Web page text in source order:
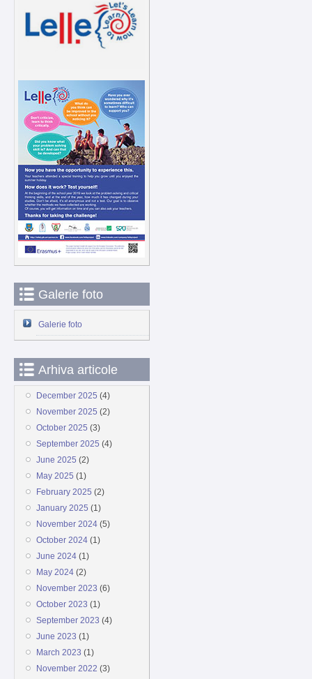
Galerie foto
Galerie foto
Arhiva articole
December 2025 (4)
November 2025 (2)
October 2025 (3)
September 2025 (4)
June 2025 (2)
May 2025 (1)
February 2025 (2)
January 2025 (1)
November 2024(5)
October 2024(1)
June 2024(1)
May 2024(2)
November 2023 (6)
October 2023 (1)
September 2023 (4)
June 2023 (1)
March 2023 (1)
November 2022 (3)